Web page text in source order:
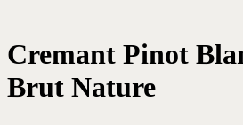
Cremant Pinot
Brut Nature